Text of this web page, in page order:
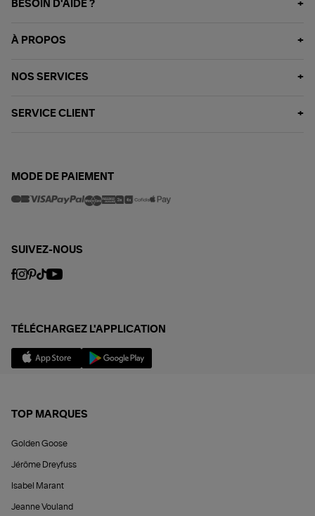
BESOIN D'AIDE ?
À PROPOS
NOS SERVICES
SERVICE CLIENT
MODE DE PAIEMENT
SUIVEZ-NOUS
TÉLÉCHARGEZ L'APPLICATION
TOP MARQUES
Golden Goose
Jérôme Dreyfuss
Isabel Marant
Jeanne Vouland